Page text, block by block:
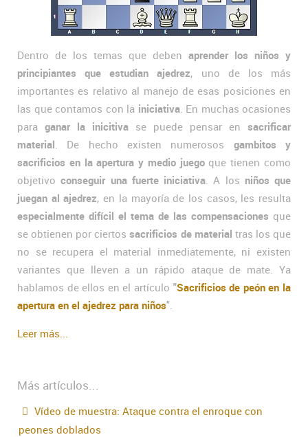
Dentro de los temas que deben aprender los niños y
principiantes que estudian ajedrez, uno de los más
importantes es relativo al manejo de esas posiciones en
las que contamos con la iniciativa. En muchas ocasiones
para ganar la inicitiva se puede pensar en sacrificar
material . De hecho existen numerosos gambitos y
sacrificios en la apertura y medio juegoque tienen como
objetivoconseguir una fuerte iniciativa . A los niños que
juegan al ajedrez, en la mayoría de los casos, les resulta
especialmente difícil el tema de las compensaciones que
se obtienen por ciertossacrificios de material tras los que
no se recupera el material inmediatemente, ni existen
variantes que lleven a un rápido ataque de mate. Ya
hablamos de ellos en el artículo "Sacrificios de peón en la
apertura en el ajedrez para niños".
Leer más...
Más artículos...
Vídeo de muestra: Ataque contra el enroque con
peones doblados